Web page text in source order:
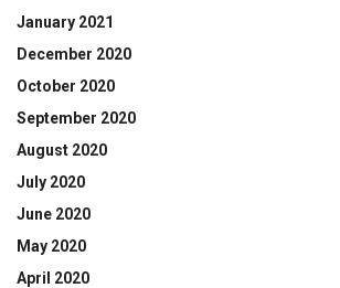
January 2021
December 2020
October 2020
September 2020
August 2020
July 2020
June 2020
May 2020
April 2020